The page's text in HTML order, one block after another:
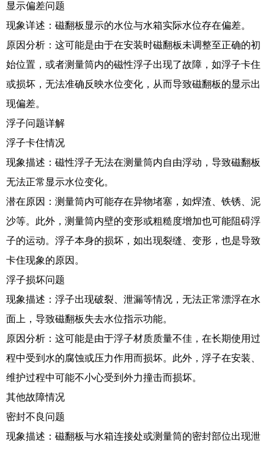
显示偏差问题
现象详述：磁翻板显示的水位与水箱实际水位存在偏差。
原因分析：这可能是由于在安装时磁翻板未调整至正确的初
始位置，或者测量筒内的磁性浮子出现了故障，如浮子卡住
或损坏，无法准确反映水位变化，从而导致磁翻板的显示出
现偏差。
浮子问题详解
浮子卡住情况
现象描述：磁性浮子无法在测量筒内自由浮动，导致磁翻板
无法正常显示水位变化。
潜在原因：测量筒内可能存在异物堵塞，如焊渣、铁锈、泥
沙等。此外，测量筒内壁的变形或粗糙度增加也可能阻碍浮
子的运动。浮子本身的损坏，如出现裂缝、变形，也是导致
卡住现象的原因。
浮子损坏问题
现象描述：浮子出现破裂、泄漏等情况，无法正常漂浮在水
面上，导致磁翻板失去水位指示功能。
原因分析：这可能是由于浮子材质质量不佳，在长期使用过
程中受到水的腐蚀或压力作用而损坏。此外，浮子在安装、
维护过程中可能不小心受到外力撞击而损坏。
其他故障情况
密封不良问题
现象描述：磁翻板与水箱连接处或测量筒的密封部位出现泄